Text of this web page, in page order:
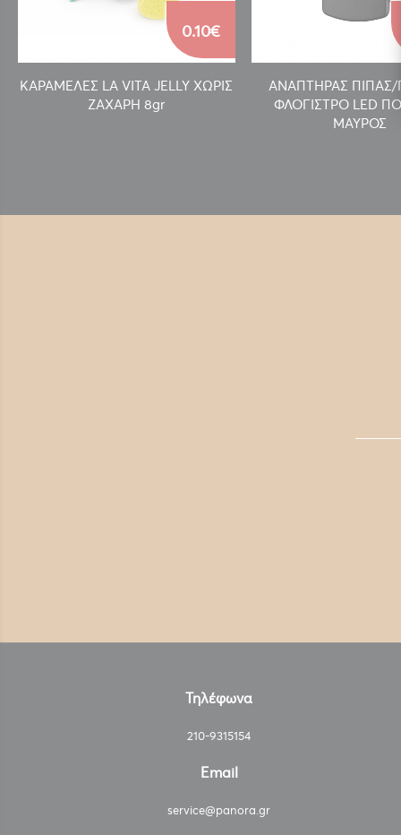
ΚΑΡΑΜΕΛΕΣ LA VITA JELLY ΧΩΡΙΣ
ΖΑΧΑΡΗ 8gr
0.10€
ΑΝΑΠΤΗΡΑΣ
ΦΛΟΓΙΣΤΡΟ LED
ΜΑΥΡΟΣ
Τηλέφωνα
210-9315154
Email
service@panora.gr